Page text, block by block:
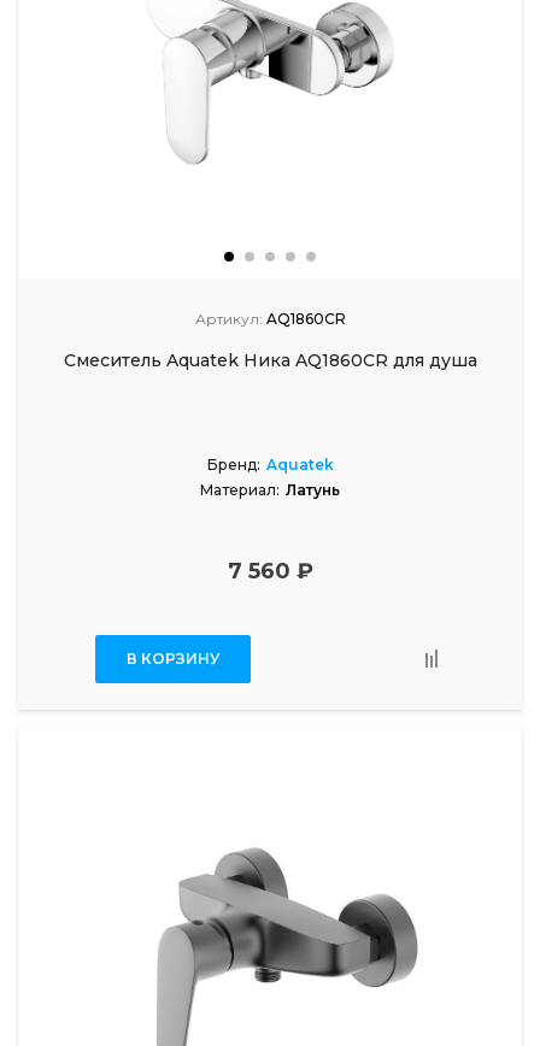
Артикул: AQ1860CR
Смеситель Aquatek Ника AQ1860CR для душа
Бренд: Aquatek
Материал: Латунь
7 560 ₽
В КОРЗИНУ